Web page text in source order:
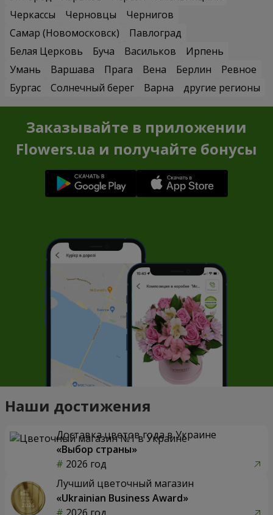
Черкассы
Черновцы
Чернигов
Самар (Новомосковск)
Павлоград
Белая Церковь
Буча Васильков
Ирпень
Умань
Варшава Прага Вена Берлин
Ревное
Бургас
Солнечный берег Варна другие регионы
Заказывайте в приложении
Flowers.ua и получайте бонусы
Наши достижения
Доставка цветов года в Украине
«Выбор страны»
2026 год
Лучший цветочный магазин
«Ukrainian Business Award»
2026 год